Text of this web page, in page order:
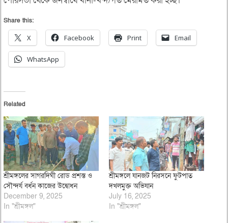
Share this:
X Facebook Print Email
WhatsApp
Related
শ্রীমঙ্গলের সাগরদিঘী রোড প্রশস্ত ও
সৌন্দর্য বর্ধন কাজের উদ্বোধন
December 9, 2025
In "শ্রীমঙ্গল"
শ্রীমঙ্গলে যানজট নিরসনে ফুটপাত
দখলমুক্ত অভিযান
July 16, 2025
In "শ্রীমঙ্গল"